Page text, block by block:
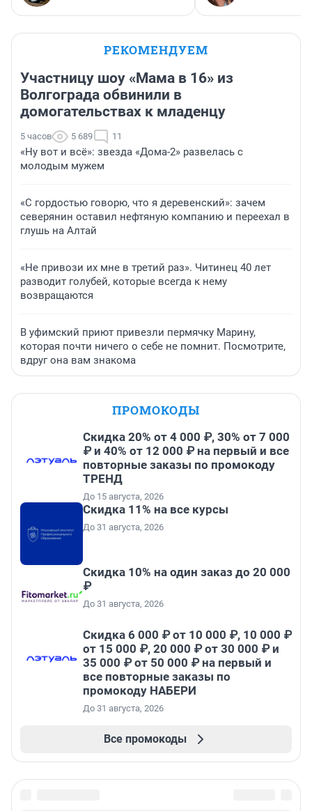
РЕКОМЕНДУЕМ
Участницу шоу «Мама в 16» из
Волгограда обвинили в
домогательствах к младенцу
5 часов 5 689 11
«Ну вот и всё»: звезда «Дома-2» развелась с
молодым мужем
«С гордостью говорю, что я деревенский»: зачем
северянин оставил нефтяную компанию и переехал в
глушь на Алтай
«Не привози их мне в третий раз». Читинец 40 лет
разводит голубей, которые всегда к нему
возвращаются
В уфимский приют привезли пермячку Марину,
которая почти ничего о себе не помнит. Посмотрите,
вдруг она вам знакома
ПРОМОКОДЫ
Скидка 20% от 4 000 ₽, 30% от 7 000
₽ и 40% от 12 000 ₽ на первый и все
повторные заказы по промокоду
ТРЕНД
До 15 августа, 2026
Скидка 11% на все курсы
До 31 августа, 2026
Скидка 10% на один заказ до 20 000
₽
До 31 августа, 2026
Скидка 6 000 ₽ от 10 000 ₽, 10 000 ₽
от 15 000 ₽, 20 000 ₽ от 30 000 ₽ и
35 000 ₽ от 50 000 ₽ на первый и
все повторные заказы по
промокоду НАБЕРИ
До 31 августа, 2026
Все промокоды